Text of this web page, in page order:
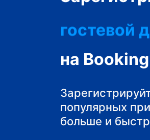
гостевой
мини-
на
популярных
больше и